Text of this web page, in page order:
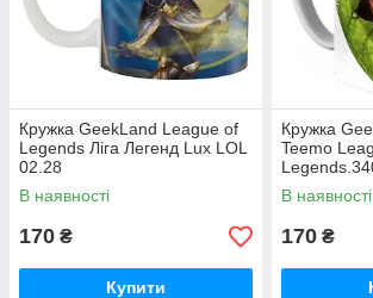
Кружка GeekLand League of
Legends Ліга Легенд Lux LOL
02.28
В наявності
170 ₴
Купити
Кружка
Teemo
В наявності
170 ₴